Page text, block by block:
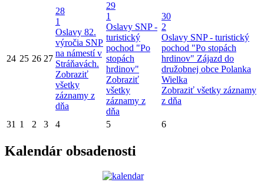
24 25 26 27
28
1
Oslavy 82.
výročia SNP
na námestí v
Stráňavách.
Zobraziť
všetky
záznamy z
dňa
29
1
Oslavy SNP -
turistický
pochod "Po
stopách
hrdinov"
Zobraziť
všetky
záznamy z
dňa
30
2
Oslavy SNP - turistický
pochod "Po stopách
hrdinov" Zájazd do
družobnej obce Polanka
Wielka
Zobraziť všetky záznamy
z dňa
31 1 2 3 4 5 6
Kalendár obsadenosti